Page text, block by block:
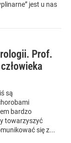
jest u nas
Prof.
są
bardzo
towarzyszyć
się z...